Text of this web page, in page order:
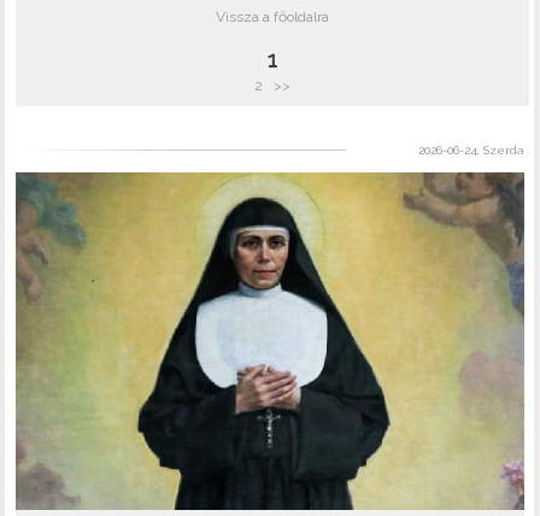
Vissza a főoldalra
1
2 >>
2026-06-24, Szerda